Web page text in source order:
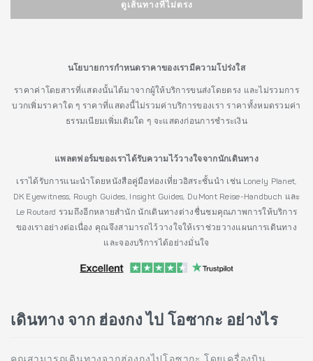
ดูเส้นทางที่ไม่ตรง
นโยบายการกำหนดราคาของเรามีความโปร่งใส
ราคาค่าโดยสารที่แสดงนั้นได้มาจากผู้ให้บริการขนส่งโดยตรง และไม่รวมการ
บวกเพิ่มราคาใด ๆ ราคาที่แสดงนี้ไม่รวมค่าบริการของเรา ราคาทั้งหมดรวมค่า
ธรรมเนียมเพิ่มเติมใด ๆ จะแสดงก่อนการชำระเงิน
แพลตฟอร์มของเราได้รับความไว้วางใจจากนักเดินทาง
เราได้รับการแนะนำโดยหนังสือคู่มือท่องเที่ยวอิสระชั้นนำ เช่น Lonely Planet,
DK Eyewitness, Rough Guides, Insight Guides, DuMont Reise-Handbuch และ
Le Routard รวมถึงอีกหลายสำนัก นักเดินทางต่างชื่นชมคุณภาพการให้บริการ
ของเราอย่างต่อเนื่อง คุณจึงสามารถไว้วางใจให้เราช่วยวางแผนการเดินทาง
และจองบริการได้อย่างมั่นใจ
เดินทาง จาก ฮ่องกง ไป โอซากะ อย่างไร